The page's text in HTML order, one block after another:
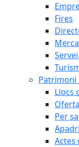
Fires
Patrimoni
Llocs
Per
Actes